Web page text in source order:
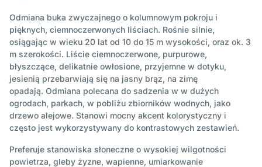
Odmiana buka zwyczajnego o kolumnowym pokroju i
pięknych, ciemnoczerwonych liściach. Rośnie silnie,
osiągając w wieku 20 lat od 10 do 15 m wysokości, oraz ok. 3
m szerokości. Liście ciemnoczerwone, purpurowe,
błyszczące, delikatnie owłosione, przyjemne w dotyku,
jesienią przebarwiają się na jasny brąz, na zimę
opadają. Odmiana polecana do sadzenia w w dużych
ogrodach, parkach, w pobliżu zbiorników wodnych, jako
drzewo alejowe. Stanowi mocny akcent kolorystyczny i
często jest wykorzystywany do kontrastowych zestawień.
Preferuje stanowiska słoneczne o wysokiej wilgotności
powietrza, gleby żyzne, wapienne, umiarkowanie